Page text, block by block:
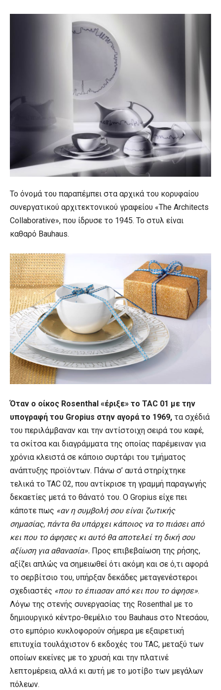
Το όνομά του παραπέμπει στα αρχικά του κορυφαίου
συνεργατικού αρχιτεκτονικού γραφείου «The Architects
Collaborative», που ίδρυσε το 1945. Το στυλ είναι
καθαρό Bauhaus.
Όταν ο οίκος Rosenthal «έριξε» το TAC 01 με την
υπογραφή του Gropius στην αγορά το 1969, τα σχέδιά
του περιλάμβαναν και την αντίστοιχη σειρά του καφέ,
τα σκίτσα και διαγράμματα της οποίας παρέμειναν για
χρόνια κλειστά σε κάποιο συρτάρι του τμήματος
ανάπτυξης προϊόντων. Πάνω σ’ αυτά στηρίχτηκε
τελικά το TAC 02, που αντίκρισε τη γραμμή παραγωγής
δεκαετίες μετά το θάνατό του. Ο Gropius είχε πει
κάποτε πως «αν η συμβολή σου είναι ζωτικής
σημασίας, πάντα θα υπάρχει κάποιος να το πιάσει από
κει που το άφησες κι αυτό θα αποτελεί τη δική σου
αξίωση για αθανασία». Προς επιβεβαίωση της ρήσης,
αξίζει απλώς να σημειωθεί ότι ακόμη και σε ό,τι αφορά
το σερβίτσιο του, υπήρξαν δεκάδες μεταγενέστεροι
σχεδιαστές «που το έπιασαν από κει που το άφησε».
Λόγω της στενής συνεργασίας της Rosenthal με το
δημιουργικό κέντρο-θεμέλιο του Bauhaus στο Ντεσάου,
στο εμπόριο κυκλοφορούν σήμερα με εξαιρετική
επιτυχία τουλάχιστον 6 εκδοχές του TAC, μεταξύ των
οποίων εκείνες με το χρυσή και την πλατινέ
λεπτομέρεια, αλλά κι αυτή με το μοτίβο των μεγάλων
πόλεων.